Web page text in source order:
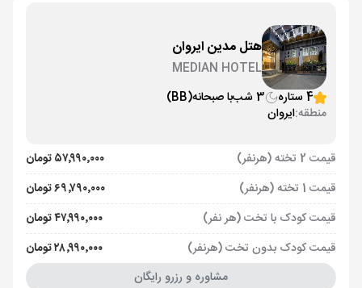
هتل مدین ایروان
MEDIAN HOTEL
4 ستاره
3 شب با صبحانه(BB)
منطقه:ایروان
قیمت 2 تخته (هرنفر)
۵۷٬۹۹۰٬۰۰۰ تومان
قیمت 1 تخته (هرنفر)
۶۹٬۷۹۰٬۰۰۰ تومان
قیمت کودک با تخت (هر نفر)
۴۷٬۹۹۰٬۰۰۰ تومان
قیمت کودک بدون تخت (هرنفر)
۲۸٬۹۹۰٬۰۰۰ تومان
مشاوره و رزرو رایگان